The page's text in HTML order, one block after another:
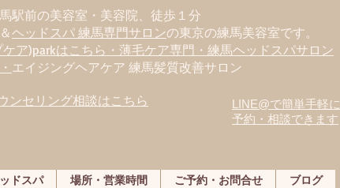
馬駅前の美容室・美容院、徒歩１分
＆ヘッドスパ 練馬専門サロンの東京の練馬美容室です。
ア)parkはこちら・薄毛ケア専門・練馬ヘッドスパサロン
エイジングヘアケア 練馬髪質改善サロン
ンセリング相談はこちら
LINE@で簡単手軽に
予約・相談できます
ドスパ 場所・営業時間 ご予約・お問合せ ブログ